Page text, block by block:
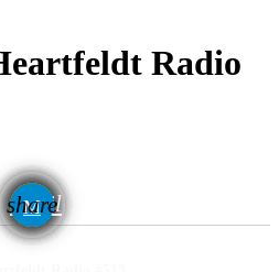
Radio
share
email